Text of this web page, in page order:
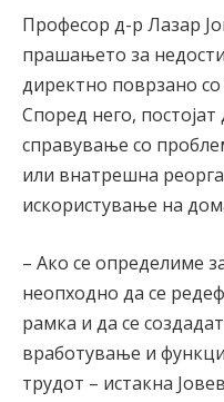
Професор д-р Лазар
прашањето за
директно поврзано
Според него,
справување со
или внатрешна
искористување на
– Ако се определиме
неопходно да се
рамка и да се
вработување и
трудот – истакна